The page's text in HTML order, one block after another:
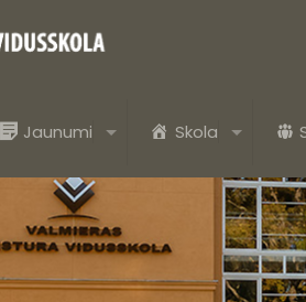
Jaunumi Skola